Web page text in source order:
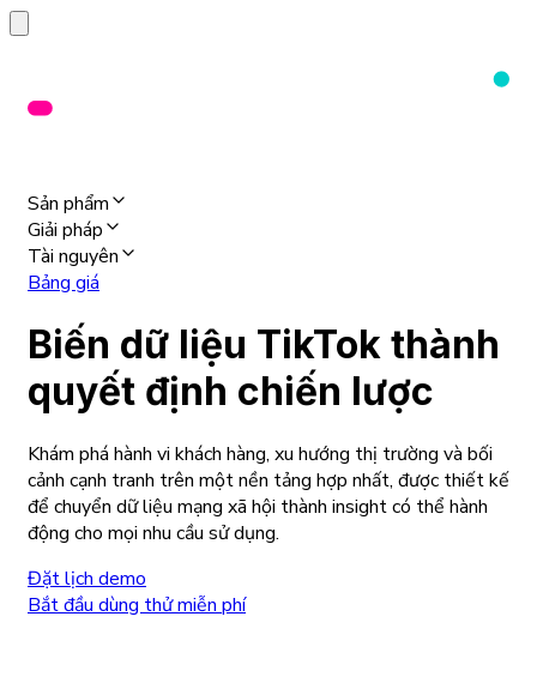
Sản phẩm
Giải pháp
Tài nguyên
Bảng giá
Biến dữ liệu TikTok thành
quyết định chiến lược
Khám phá hành vi khách hàng, xu hướng thị trường và bối
cảnh cạnh tranh trên một nền tảng hợp nhất, được thiết kế
để chuyển dữ liệu mạng xã hội thành insight có thể hành
động cho mọi nhu cầu sử dụng.
Đặt lịch demo
Bắt đầu dùng thử miễn phí